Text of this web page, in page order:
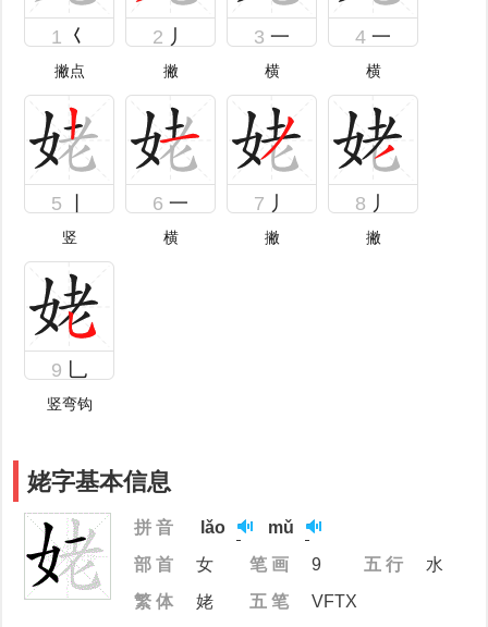
1 𡿨
撇点
2 丿
撇
3 一
横
4 一
横
5
竖
6 一
横
7 丿
撇
8 丿
撇
9 乚
竖弯钩
姥字基本信息
拼 音 lǎo
mǔ
部 首
女 笔 画 9 五 行
水
繁 体
姥 五 笔
VFTX